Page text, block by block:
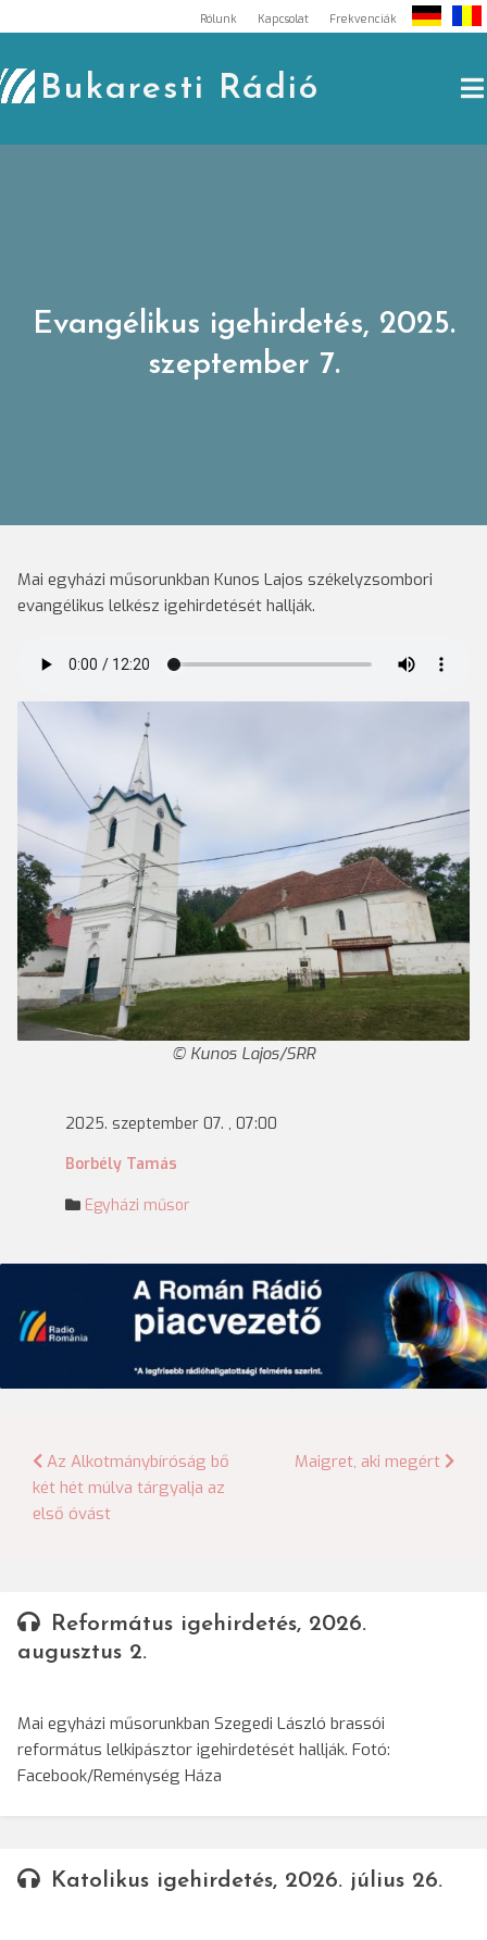
to
content
Rólunk Kapcsolat Frekvenciák
Bukaresti Rádió
Evangélikus igehirdetés, 2025.
szeptember 7.
Mai egyházi műsorunkban Kunos Lajos székelyzsombori
evangélikus lelkész igehirdetését hallják.
Kunos Lajos/SRR
2025. szeptember 07. , 07:00
Borbély Tamás
Egyházi műsor
Bejegyzés
navigáció
Az Alkotmánybíróság bő
két hét múlva tárgyalja az
első óvást
Maigret, aki megért
Református igehirdetés, 2026.
augusztus 2.
Mai egyházi műsorunkban Szegedi László brassói
református lelkipásztor igehirdetését hallják. Fotó:
Facebook/Reménység Háza
Katolikus igehirdetés, 2026. július 26.